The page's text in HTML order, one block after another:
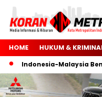
HOME HUKUM &
Indonesia-Malaysia